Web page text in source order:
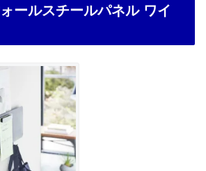
ールスチールパネル ワイ